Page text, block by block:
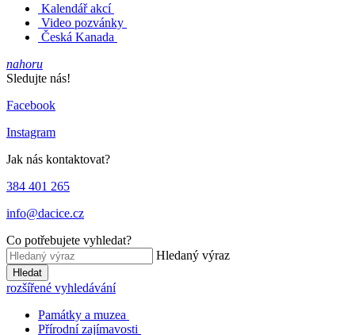
Kalendář akcí
Video pozvánky
Česká Kanada
nahoru
Sledujte nás!
Facebook
Instagram
Jak nás kontaktovat?
384 401 265
info@dacice.cz
Co potřebujete vyhledat?
Hledaný výraz
Hledat
rozšířené vyhledávání
Památky a muzea
Přírodní zajímavosti